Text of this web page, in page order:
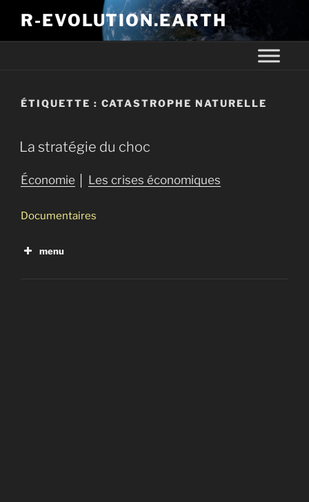
R-EVOLUTION.EARTH
ÉTIQUETTE : CATASTROPHE NATURELLE
La stratégie du choc
Économie Les crises économiques
Documentaires
menu